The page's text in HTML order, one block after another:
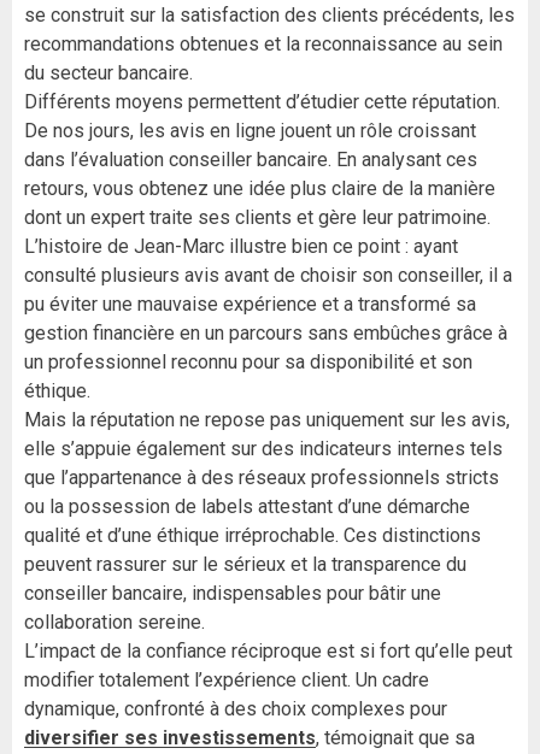
se construit sur la satisfaction des clients précédents, les
recommandations obtenues et la reconnaissance au sein
du secteur bancaire.
Différents moyens permettent d’étudier cette réputation.
De nos jours, les avis en ligne jouent un rôle croissant
dans l’évaluation conseiller bancaire. En analysant ces
retours, vous obtenez une idée plus claire de la manière
dont un expert traite ses clients et gère leur patrimoine.
L’histoire de Jean-Marc illustre bien ce point : ayant
consulté plusieurs avis avant de choisir son conseiller, il a
pu éviter une mauvaise expérience et a transformé sa
gestion financière en un parcours sans embûches grâce à
un professionnel reconnu pour sa disponibilité et son
éthique.
Mais la réputation ne repose pas uniquement sur les avis,
elle s’appuie également sur des indicateurs internes tels
que l’appartenance à des réseaux professionnels stricts
ou la possession de labels attestant d’une démarche
qualité et d’une éthique irréprochable. Ces distinctions
peuvent rassurer sur le sérieux et la transparence du
conseiller bancaire, indispensables pour bâtir une
collaboration sereine.
L’impact de la confiance réciproque est si fort qu’elle peut
modifier totalement l’expérience client. Un cadre
dynamique, confronté à des choix complexes pour
diversifier ses investissements, témoignait que sa